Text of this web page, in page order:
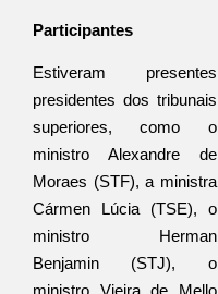
Participantes
Estiveram presentes
presidentes dos tribunais
superiores, como o
ministro Alexandre de
Moraes (STF), a ministra
Cármen Lúcia (TSE), o
ministro Herman
Benjamin (STJ), o
ministro Vieira de Mello